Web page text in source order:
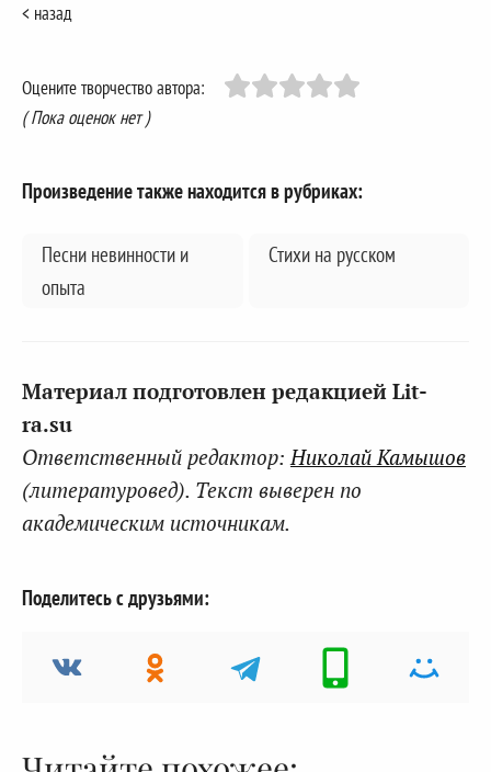
< назад
Оцените творчество автора:
( Пока оценок нет )
Произведение также находится в рубриках:
Песни невинности и
опыта
Стихи на русском
Материал подготовлен редакцией Lit-
ra.su
Ответственный редактор:Николай Камышов
(литературовед). Текст выверен по
академическим источникам.
Поделитесь с друзьями: